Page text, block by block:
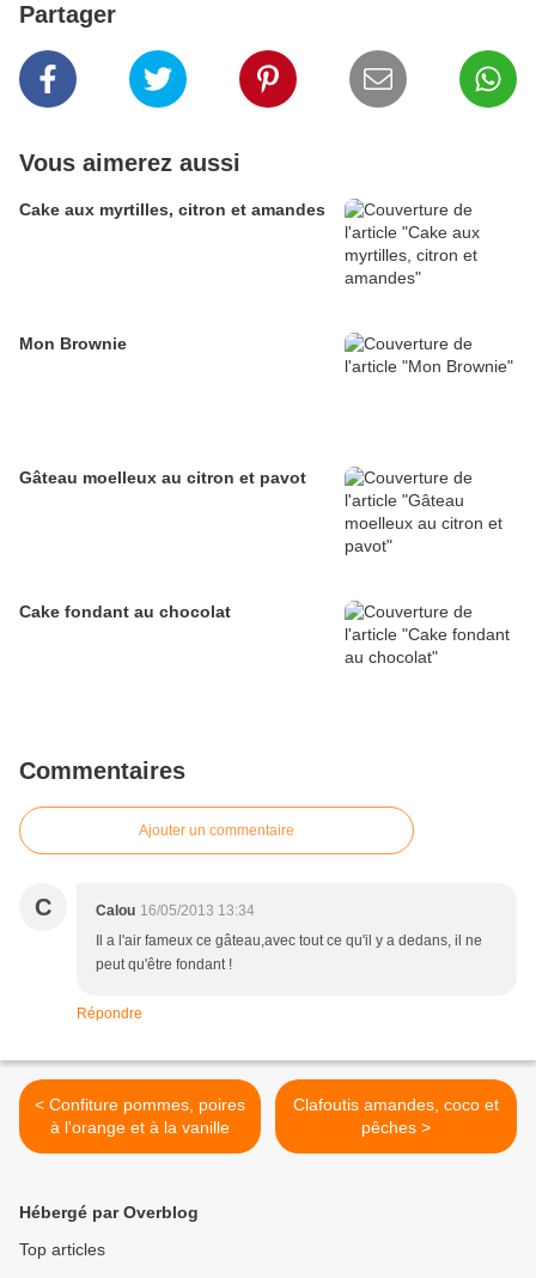
Partager
Vous aimerez aussi
Cake aux myrtilles, citron et amandes
Mon Brownie
Gâteau moelleux au citron et pavot
Cake fondant au chocolat
Commentaires
Ajouter un commentaire
C Calou 16/05/2013 13:34
Il a l'air fameux ce gâteau,avec tout ce qu'il y a dedans, il ne
peut qu'être fondant !
Répondre
< Confiture pommes, poires
à l'orange et à la vanille
Clafoutis amandes, coco et
pêches >
Hébergé par Overblog
Top articles